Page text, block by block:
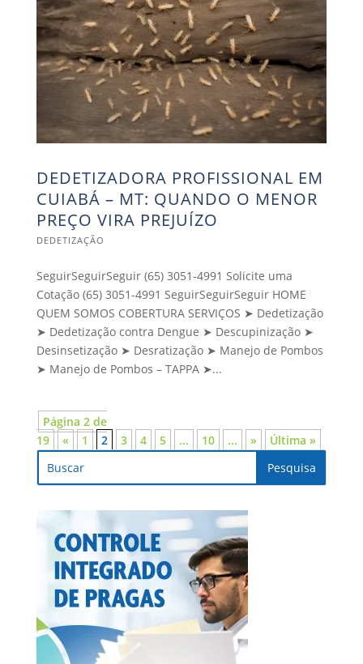
DEDETIZADORA PROFISSIONAL EM
CUIABÁ – MT: QUANDO O MENOR
PREÇO VIRA PREJUÍZO
DEDETIZAÇÃO
SeguirSeguirSeguir (65) 3051-4991 Solicite uma
Cotação (65) 3051-4991 SeguirSeguirSeguir HOME
QUEM SOMOS COBERTURA SERVIÇOS ➤ Dedetização
➤ Dedetização contra Dengue ➤ Descupinização ➤
Desinsetização ➤ Desratização ➤ Manejo de Pombos
➤ Manejo de Pombos – TAPPA ➤...
Página 2 de
19
« 1 2 3 4 5 ... 10 ... » Última »